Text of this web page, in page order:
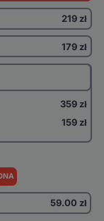
219 zł
179 zł
359 zł
159 zł
59.00 zł